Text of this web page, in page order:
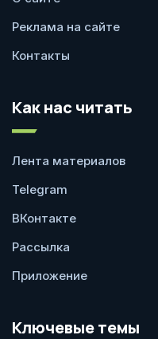
Реклама на сайте
Контакты
Как нас читать
Лента материалов
Telegram
ВКонтакте
Рассылка
Приложение
Ключевые темы